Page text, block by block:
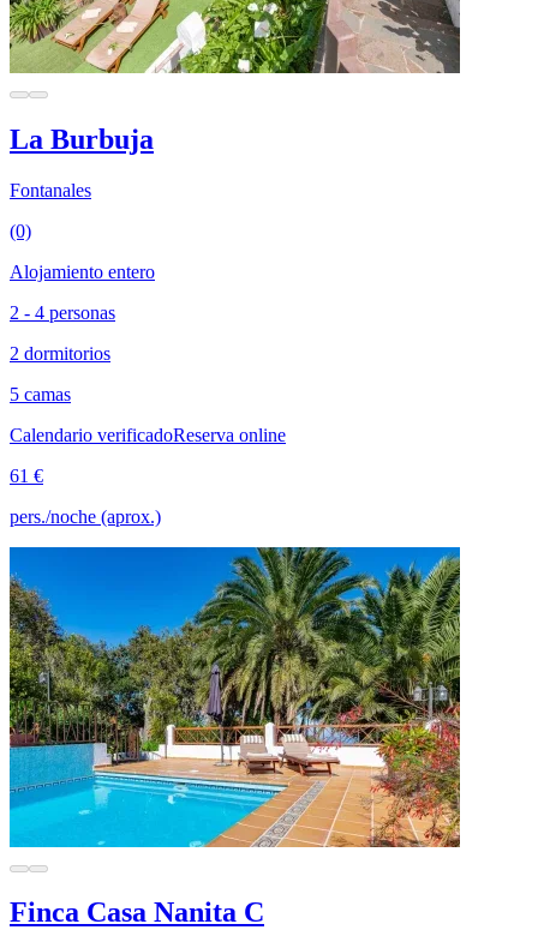
La Burbuja
Fontanales
(0)
Alojamiento entero
2 - 4 personas
2 dormitorios
5 camas
Calendario verificadoReserva online
61 €
pers./noche (aprox.)
Finca Casa Nanita C